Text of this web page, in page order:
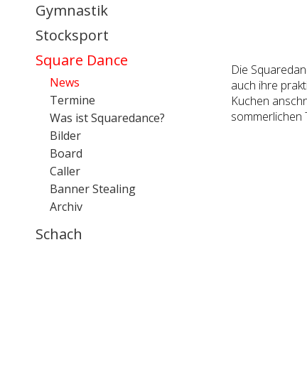
Die
auch ihre
Kuchen
sommerlichen
Gymnastik
Stocksport
Square Dance
News
Termine
Was ist Squaredance?
Bilder
Board
Caller
Banner Stealing
Archiv
Schach